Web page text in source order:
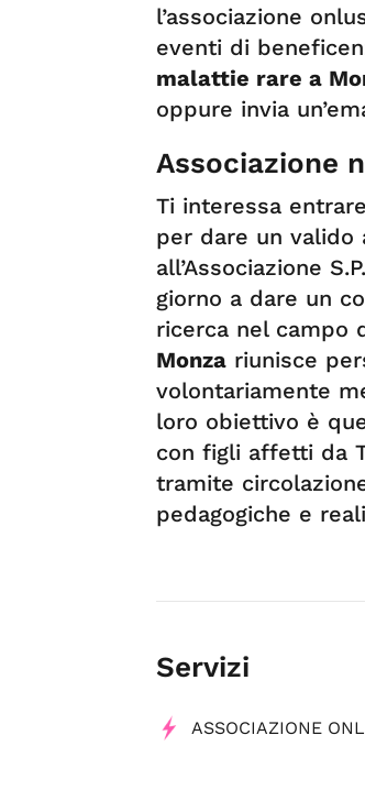
l’associazione
eventi di
malattie rare a
oppure invia
Associazione
Ti interessa
per dare un valido
all’Associazione
giorno a dare un
ricerca nel campo
Monza riunisce
volontariamente
loro obiettivo è
con figli affetti da
tramite
pedagogiche e
Servizi
ASSOCIAZIONE